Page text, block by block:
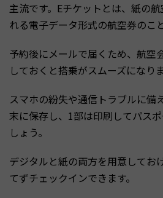
主流です。Eチケットとは、紙の
れる電子データ形式の航空券のこ
予約後にメールで届くため、航空
しておくと搭乗がスムーズになりま
スマホの紛失や通信トラブルに備
末に保存し、1部は印刷してパス
しょう。
デジタルと紙の両方を用意してお
てずチェックインできます。